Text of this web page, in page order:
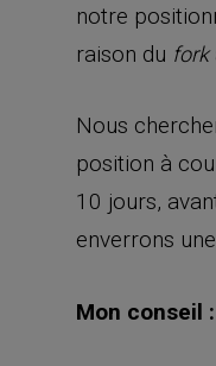
notre
raison du fork
Nous
position à
10 jours,
enverrons
Mon conseil :